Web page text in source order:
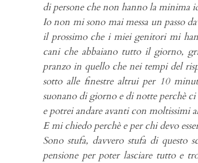
di persone che non hanno la minima
Io non mi sono mai messa un passo
il prossimo che i miei genitori mi
cani che abbaiano tutto il giorno,
pranzo in quello che nei tempi del
sotto alle finestre altrui per 10
suonano di giorno e di notte perchè
e potrei andare avanti con moltissimi
E mi chiedo perchè e per chi devo
Sono stufa, davvero stufa di
pensione per poter lasciare tutto e